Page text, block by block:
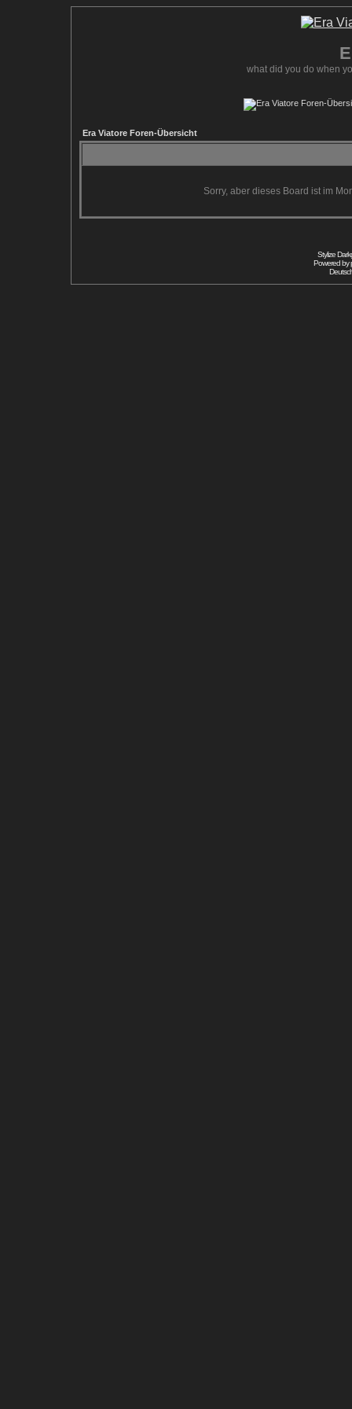
what did you do when
Era Viatore Foren-Übersicht
Sorry, aber dieses Board ist im
Stylize
Powered by